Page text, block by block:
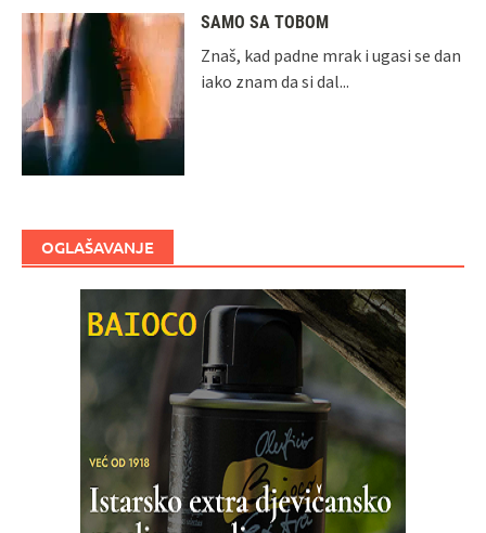
SAMO SA TOBOM
Znaš, kad padne mrak i ugasi se dan
iako znam da si dal...
OGLAŠAVANJE